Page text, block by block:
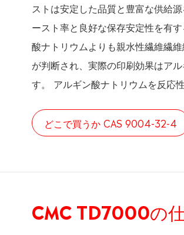
ストは安定した品質と豊富な供給
ースト率と良好な保存安定性を有
酸ナトリウムよりも親水性繊維繊
が判断され、実際の印刷効果はア
す。 アルギン酸ナトリウムを反応
どこで買うか CAS 9004-32-4
CMC TD7000の